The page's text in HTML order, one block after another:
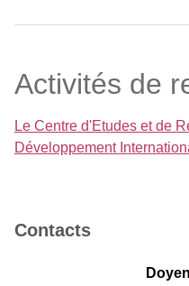
Activités de
Le Centre d'Etudes et de
Développement
Contacts